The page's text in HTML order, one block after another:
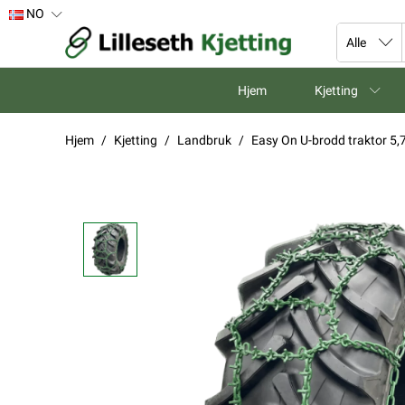
NO
Hjem Kjetting
Hjem Kjetting Landbruk Easy On U-brodd traktor